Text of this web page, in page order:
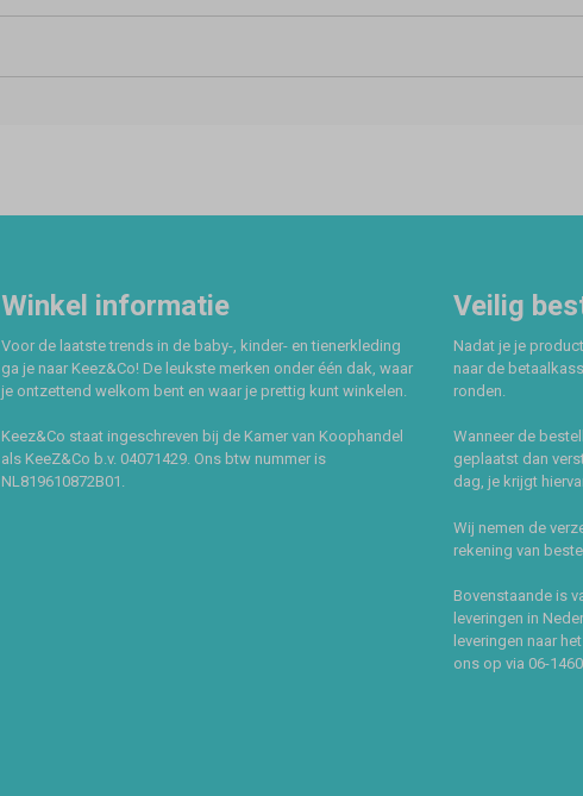
Winkel informatie
Voor de laatste trends in de baby-, kinder- en tienerkleding
ga je naar Keez&Co! De leukste merken onder één dak, waar
je ontzettend welkom bent en waar je prettig kunt winkelen.
Keez&Co staat ingeschreven bij de Kamer van Koophandel
als KeeZ&Co b.v. 04071429. Ons btw nummer is
NL819610872B01.
Veilig
Nadat je je
naar de
ronden.
Wanneer de
geplaatst dan
dag, je krijgt
Wij nemen de
rekening van
Bovenstaande is
leveringen in
leveringen naar
ons op via 06-